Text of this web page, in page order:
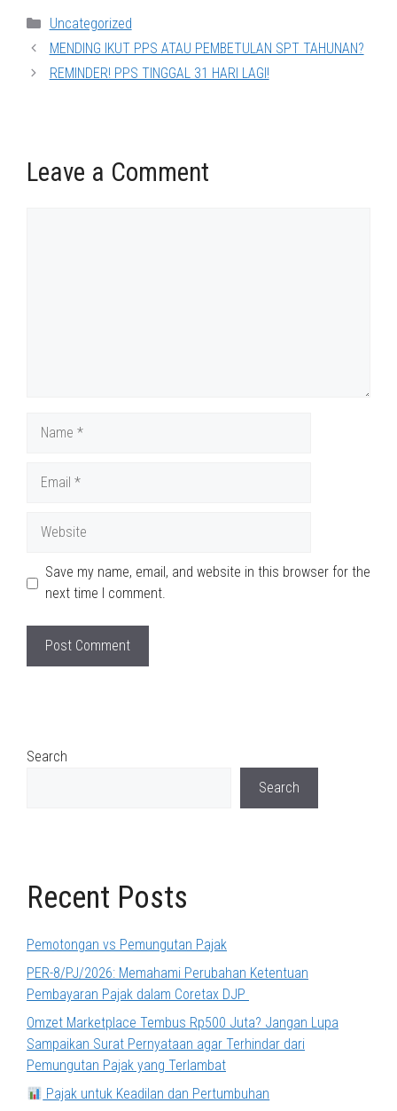
Categories
Uncategorized
MENDING IKUT PPS ATAU PEMBETULAN SPT TAHUNAN?
REMINDER! PPS TINGGAL 31 HARI LAGI!
Leave a Comment
Save my name, email, and website in this browser for the
next time I comment.
Search
Search
Recent Posts
Pemotongan vs Pemungutan Pajak
PER-8/PJ/2026: Memahami Perubahan Ketentuan
Pembayaran Pajak dalam Coretax DJP
Omzet Marketplace Tembus Rp500 Juta? Jangan Lupa
Sampaikan Surat Pernyataan agar Terhindar dari
Pemungutan Pajak yang Terlambat
Pajak untuk Keadilan dan Pertumbuhan